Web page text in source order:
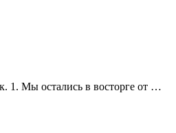
1. Мы остались в восторге от …